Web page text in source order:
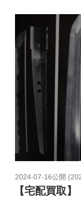
2024-07-16公開 (
【宅配買取